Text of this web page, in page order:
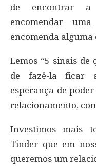
de encontrar a
encomendar
encomenda
Lemos “5 sinais de
de fazê-la ficar
esperança de
relacionamento,
Investimos mais
Tinder que em
queremos um